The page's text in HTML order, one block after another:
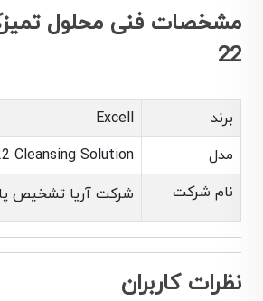
22
برند
Excell
مدل
Cleansing Solution
نام شرکت
شرکت آریا تشخیص
نظرات کاربران